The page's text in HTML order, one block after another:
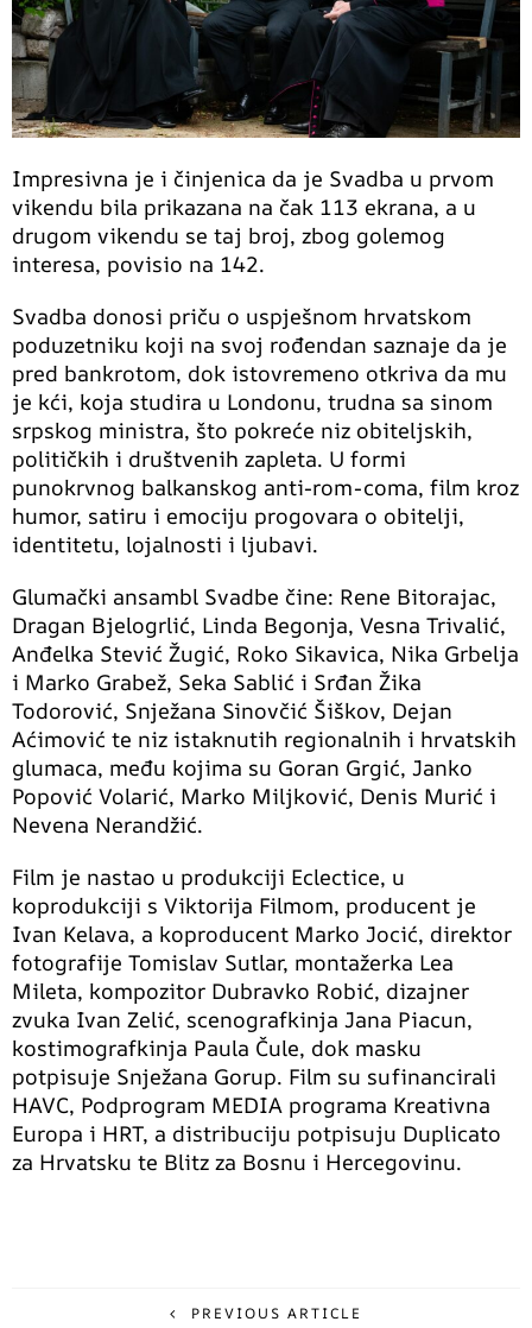
Impresivna je i činjenica da je Svadba u prvom
vikendu bila prikazana na čak 113 ekrana, a u
drugom vikendu se taj broj, zbog golemog
interesa, povisio na 142.
Svadba donosi priču o uspješnom hrvatskom
poduzetniku koji na svoj rođendan saznaje da je
pred bankrotom, dok istovremeno otkriva da mu
je kći, koja studira u Londonu, trudna sa sinom
srpskog ministra, što pokreće niz obiteljskih,
političkih i društvenih zapleta. U formi
punokrvnog balkanskog anti-rom-coma, film kroz
humor, satiru i emociju progovara o obitelji,
identitetu, lojalnosti i ljubavi.
Glumački ansambl Svadbe čine: Rene Bitorajac,
Dragan Bjelogrlić, Linda Begonja, Vesna Trivalić,
Anđelka Stević Žugić, Roko Sikavica, Nika Grbelja
i Marko Grabež, Seka Sablić i Srđan Žika
Todorović, Snježana Sinovčić Šiškov, Dejan
Aćimović te niz istaknutih regionalnih i hrvatskih
glumaca, među kojima su Goran Grgić, Janko
Popović Volarić, Marko Miljković, Denis Murić i
Nevena Nerandžić.
Film je nastao u produkciji Eclectice, u
koprodukciji s Viktorija Filmom, producent je
Ivan Kelava, a koproducent Marko Jocić, direktor
fotografije Tomislav Sutlar, montažerka Lea
Mileta, kompozitor Dubravko Robić, dizajner
zvuka Ivan Zelić, scenografkinja Jana Piacun,
kostimografkinja Paula Čule, dok masku
potpisuje Snježana Gorup. Film su sufinancirali
HAVC, Podprogram MEDIA programa Kreativna
Europa i HRT, a distribuciju potpisuju Duplicato
za Hrvatsku te Blitz za Bosnu i Hercegovinu.
PREVIOUS ARTICLE